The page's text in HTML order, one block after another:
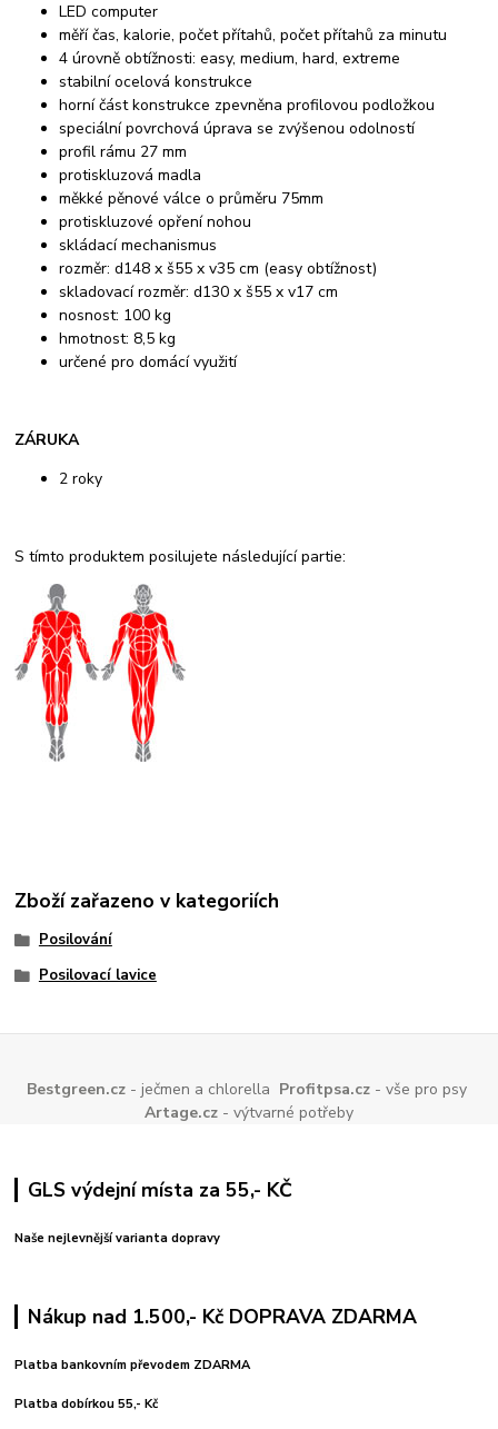
LED computer
měří čas, kalorie, počet přítahů, počet přítahů za minutu
4 úrovně obtížnosti: easy, medium, hard, extreme
stabilní ocelová konstrukce
horní část konstrukce zpevněna profilovou podložkou
speciální povrchová úprava se zvýšenou odolností
profil rámu 27 mm
protiskluzová madla
měkké pěnové válce o průměru 75mm
protiskluzové opření nohou
skládací mechanismus
rozměr: d148 x š55 x v35 cm (easy obtížnost)
skladovací rozměr: d130 x š55 x v17 cm
nosnost: 100 kg
hmotnost: 8,5 kg
určené pro domácí využití
ZÁRUKA
2 roky
S tímto produktem posilujete následující partie:
Zboží zařazeno v kategoriích
Posilování
Posilovací lavice
Bestgreen.cz - ječmen a chlorella Profitpsa.cz - vše pro psy
Artage.cz - výtvarné potřeby
GLS výdejní místa za 55,- KČ
Naše nejlevnější varianta dopravy
Nákup nad 1.500,- Kč DOPRAVA ZDARMA
Platba bankovním převodem ZDARMA
Platba dobírkou 55,- Kč